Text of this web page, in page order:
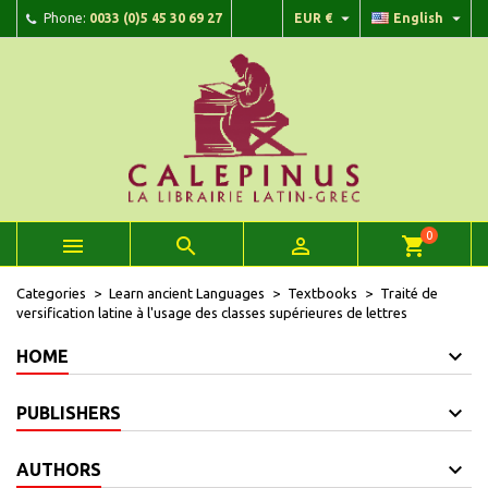
Phone: 0033 (0)5 45 30 69 27 English 
EUR € 
   shopping_cart0
Categories Learn ancient Languages Textbooks
Traité de
versification latine à l'usage des classes supérieures de lettres
HOME
PUBLISHERS
AUTHORS
Add to wishlist ×
Create wishlist ×
Sign in ×
You need to be logged in to save products in your wishlist.
Cancel